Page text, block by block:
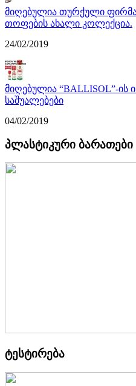
მიღებულია თურქული
თოფების ახალი კოლექცია.
24/02/2019
მიღებულია “BALLISOL”-ის
საშუალებები
04/02/2019
პლასტიკური ბარათები
ტესტირება